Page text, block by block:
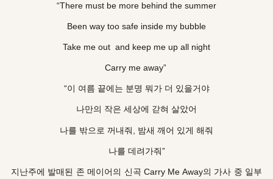
“There must be more behind the summer
Been way too safe inside my bubble
Take me out and keep me up all night
Carry me away”
“이 여름 끝에는 분명 뭐가 더 있을거야
나만의 작은 세상에 갇혀 살았어
나를 밖으로 꺼내줘, 밤새 깨어 있게 해줘
나를 데려가줘”
지난주에 발매된 존 메이어의 신곡 Carry Me Away의 가사 중 일부